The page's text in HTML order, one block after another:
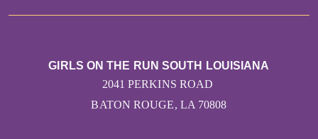
GIRLS ON THE RUN SOUTH LOUISIANA
2041 PERKINS ROAD
BATON ROUGE, LA 70808